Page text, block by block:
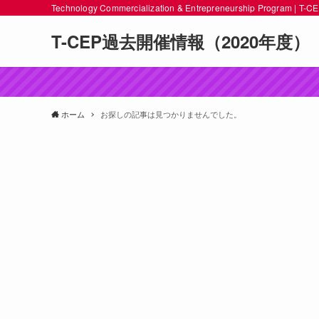
Technology Commercialization & Entrepreneurship Program | T-
T-CEP過去開催情報（2020年度）
ホーム お探しの記事は見つかりませんでした。